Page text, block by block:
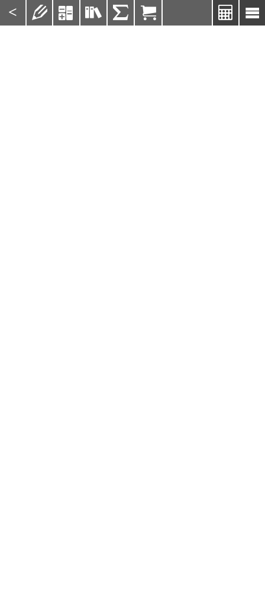
< 

    